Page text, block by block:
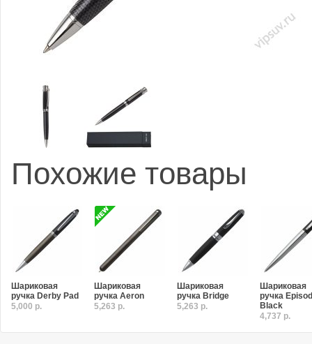
Похожие товары
Шариковая
ручка Derby Pad
5,000 р.
Шариковая
ручка Aeron
5,263 р.
Шариковая
ручка Bridge
5,263 р.
Шариковая
ручка
Black
4,737 р.